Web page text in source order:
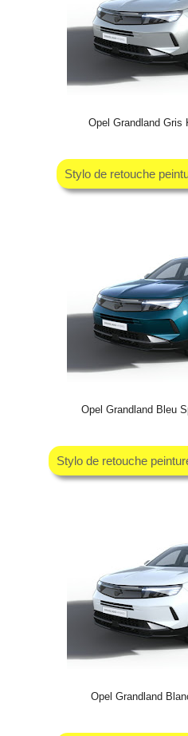
Opel Grandland Gris
Stylo de retouche
Opel Grandland Bleu
Stylo de retouche
Opel Grandland